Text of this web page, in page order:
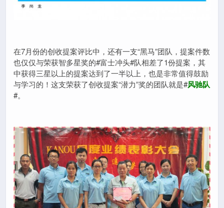
在7月份的创收提案评比中，还有一支“黑马”团队，提案件数
也仅仅与荣获智多星奖的#富士冲头#队相差了1份提案，其
中获得三星以上的提案达到了一半以上，也是非常值得鼓励
与学习的！这支荣获了创收提案“潜力”奖的团队就是#风驰队
#。